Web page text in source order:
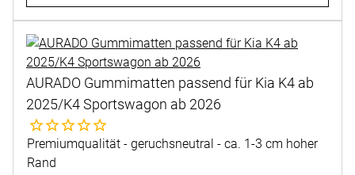
AURADO Gummimatten passend für Kia K4 ab
2025/K4 Sportswagon ab 2026
Noch keine Bewertungen abgegeben
Premiumqualität - geruchsneutral - ca. 1-3 cm hoher
Rand